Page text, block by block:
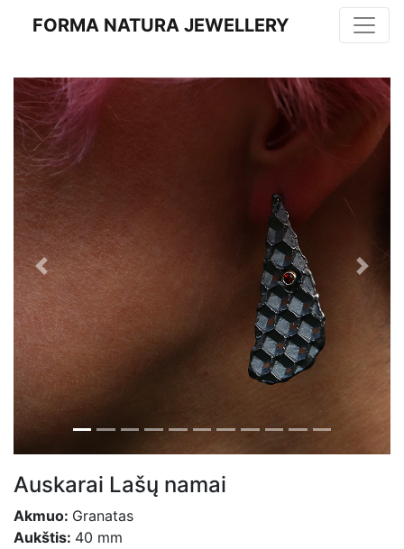
FORMA NATURA JEWELLERY
Previous Next
Auskarai Lašų namai
Akmuo: Granatas
Aukštis: 40 mm